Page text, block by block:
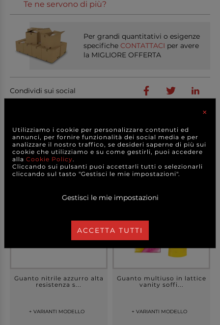
Te ne servono di più?
Per grandi quantitativi o esigenze
specifiche CONTATTACI per avere
la MIGLIORE OFFERTA
Condividi sui social
PRODOTTICORRELATI
Guanto nitrile azzurro alta
resistenza s...
+ VARIANTI MODELLO
Guanto multiuso in lattice
vanity soffi...
+ VARIANTI MODELLO
×
Utilizziamo i cookie per personalizzare contenuti ed
annunci, per fornire funzionalità dei social media e per
analizzare il nostro traffico, se desideri saperne di più sui
cookie che utilizziamo e su come gestirli, puoi accedere
alla Cookie Policy.
Cliccando sui pulsanti puoi accettarli tutti o selezionarli
cliccando sul tasto "Gestisci le mie impostazioni".
Gestisci le mie impostazioni
ACCETTA TUTTI